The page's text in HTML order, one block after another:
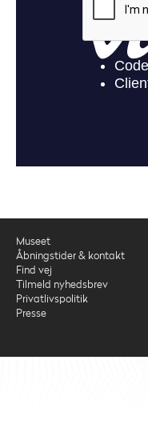
Museet
Åbningstider & kontakt
Find vej
Tilmeld nyhedsbrev
Privatlivspolitik
Presse